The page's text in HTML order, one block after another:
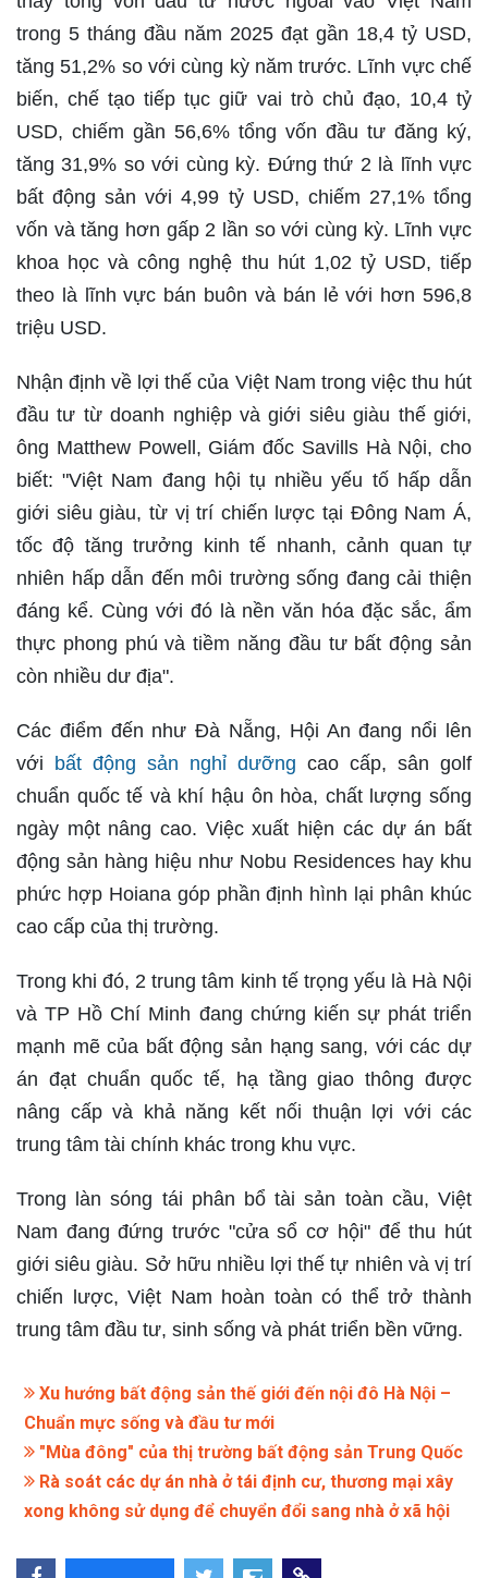
trong 5 tháng đầu năm 2025 đạt gần 18,4 tỷ USD,
tăng 51,2% so với cùng kỳ năm trước. Lĩnh vực chế
biến, chế tạo tiếp tục giữ vai trò chủ đạo, 10,4 tỷ
USD, chiếm gần 56,6% tổng vốn đầu tư đăng ký,
tăng 31,9% so với cùng kỳ. Đứng thứ 2 là lĩnh vực
bất động sản với 4,99 tỷ USD, chiếm 27,1% tổng
vốn và tăng hơn gấp 2 lần so với cùng kỳ. Lĩnh vực
khoa học và công nghệ thu hút 1,02 tỷ USD, tiếp
theo là lĩnh vực bán buôn và bán lẻ với hơn 596,8
triệu USD.
Nhận định về lợi thế của Việt Nam trong việc thu hút
đầu tư từ doanh nghiệp và giới siêu giàu thế giới,
ông Matthew Powell, Giám đốc Savills Hà Nội, cho
biết: "Việt Nam đang hội tụ nhiều yếu tố hấp dẫn
giới siêu giàu, từ vị trí chiến lược tại Đông Nam Á,
tốc độ tăng trưởng kinh tế nhanh, cảnh quan tự
nhiên hấp dẫn đến môi trường sống đang cải thiện
đáng kể. Cùng với đó là nền văn hóa đặc sắc, ẩm
thực phong phú và tiềm năng đầu tư bất động sản
còn nhiều dư địa".
Các điểm đến như Đà Nẵng, Hội An đang nổi lên
với bất động sản nghỉ dưỡng cao cấp, sân golf
chuẩn quốc tế và khí hậu ôn hòa, chất lượng sống
ngày một nâng cao. Việc xuất hiện các dự án bất
động sản hàng hiệu như Nobu Residences hay khu
phức hợp Hoiana góp phần định hình lại phân khúc
cao cấp của thị trường.
Trong khi đó, 2 trung tâm kinh tế trọng yếu là Hà Nội
và TP Hồ Chí Minh đang chứng kiến sự phát triển
mạnh mẽ của bất động sản hạng sang, với các dự
án đạt chuẩn quốc tế, hạ tầng giao thông được
nâng cấp và khả năng kết nối thuận lợi với các
trung tâm tài chính khác trong khu vực.
Trong làn sóng tái phân bổ tài sản toàn cầu, Việt
Nam đang đứng trước "cửa sổ cơ hội" để thu hút
giới siêu giàu. Sở hữu nhiều lợi thế tự nhiên và vị trí
chiến lược, Việt Nam hoàn toàn có thể trở thành
trung tâm đầu tư, sinh sống và phát triển bền vững.
Xu hướng bất động sản thế giới đến nội đô Hà Nội –
Chuẩn mực sống và đầu tư mới
"Mùa đông" của thị trường bất động sản Trung Quốc
Rà soát các dự án nhà ở tái định cư, thương mại xây
xong không sử dụng để chuyển đổi sang nhà ở xã hội